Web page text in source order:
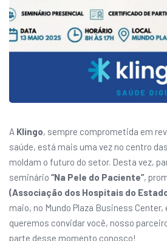
A Klingo, sempre comprometida em
saúde, está mais uma vez no centro
moldam o futuro do setor. Desta vez,
seminário “Na Pele do Paciente”,
(Associação dos Hospitais do
maio, no Mundo Plaza Business Center,
queremos convidar você, nosso
parte desse momento conosco!